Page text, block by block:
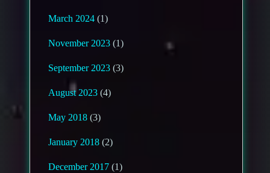
March 2024 (1)
November 2023 (1)
September 2023 (3)
August 2023 (4)
May 2018 (3)
January 2018 (2)
December 2017 (1)